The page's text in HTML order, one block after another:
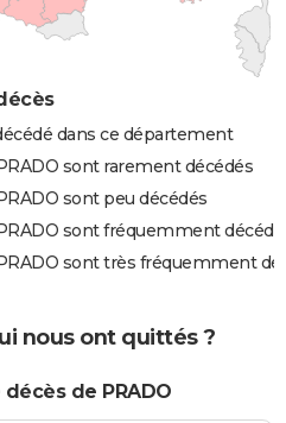
dans ce département
sont rarement décédés
sont peu décédés
sont fréquemment
sont très fréquemment
nous ont quittés ?
de PRADO